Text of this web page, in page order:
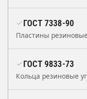
ГОСТ 7338-90
Пластины
ГОСТ 9833-73
Кольца резиновые